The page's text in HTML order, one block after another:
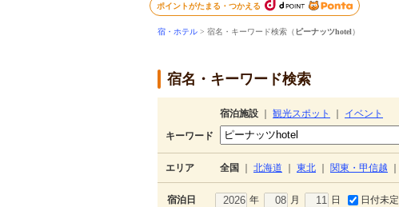
ポイントがたまる・つかえる
宿・ホテル > 宿名・キーワード検索（ ピーナッツhotel）
宿名・キーワード検索
宿泊施設 観光スポット
イベント
キーワード
エリア 全国 北海道 東北 関東・甲信越
宿泊日 年 月 日 日付未定